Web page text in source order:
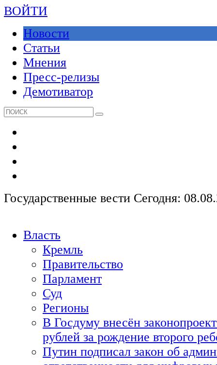
ВОЙТИ
Новости
Статьи
Мнения
Пресс-релизы
Демотиватор
Государственные вести Сегодня:
Власть
Кремль
Правительство
Парламент
Суд
Регионы
В Госдуму внесён
рублей за рождение второго
Путин подписал закон об